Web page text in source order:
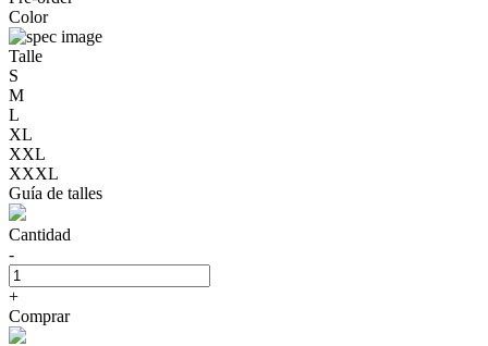
Color
Talle
S
M
L
XL
XXL
XXXL
Guía de talles
Cantidad
-
+
Comprar